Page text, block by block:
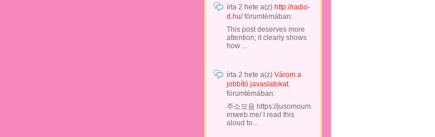
írta 2 hete a(z) http://radio-
d.hu/fórumtémában:
This post deserves more
attention; it clearly shows
how ...
írta 2 hete a(z) Várom a
jobbító javaslatokat.
fórumtémában:
주소모음 https://jusomoum.
imweb.me/ I read this
aloud to...